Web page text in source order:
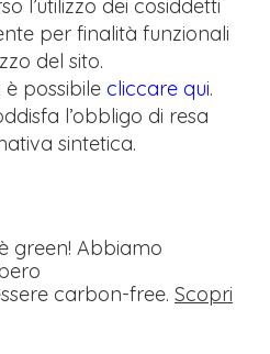
l’utilizzo dei cosiddetti
per finalità funzionali
del sito.
possibile cliccare qui.
l’obbligo di resa
sintetica.
green! Abbiamo
carbon-free. Scopri